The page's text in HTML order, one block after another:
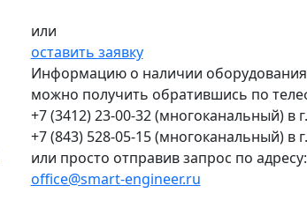
или
оставить заявку
Информацию о наличии
можно получить обратившись по
+7 (3412) 23-00-32(многоканальный) в
+7 (843) 528-05-15(многоканальный) в
или просто отправив запрос по адресу:
office@smart-engineer.ru